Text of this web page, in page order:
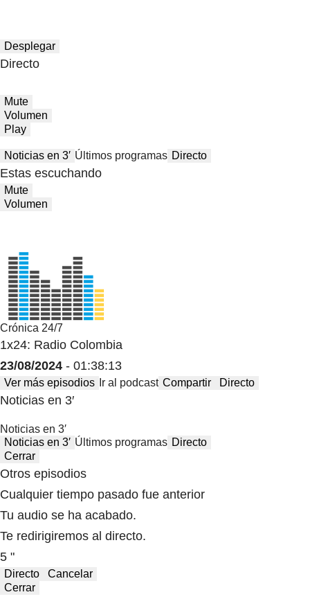
Desplegar
Directo
Mute
Volumen
Play
Noticias en 3′ Últimos programas Directo
Estas escuchando
Mute
Volumen
Crónica 24/7
1x24: Radio Colombia
23/08/2024 - 01:38:13
Ver más episodios Ir al podcast Compartir Directo
Noticias en 3′
Noticias en 3′
Noticias en 3′ Últimos programas Directo
Cerrar
Otros episodios
Cualquier tiempo pasado fue anterior
Tu audio se ha acabado.
Te redirigiremos al directo.
5 "
Directo
Cancelar
Cerrar